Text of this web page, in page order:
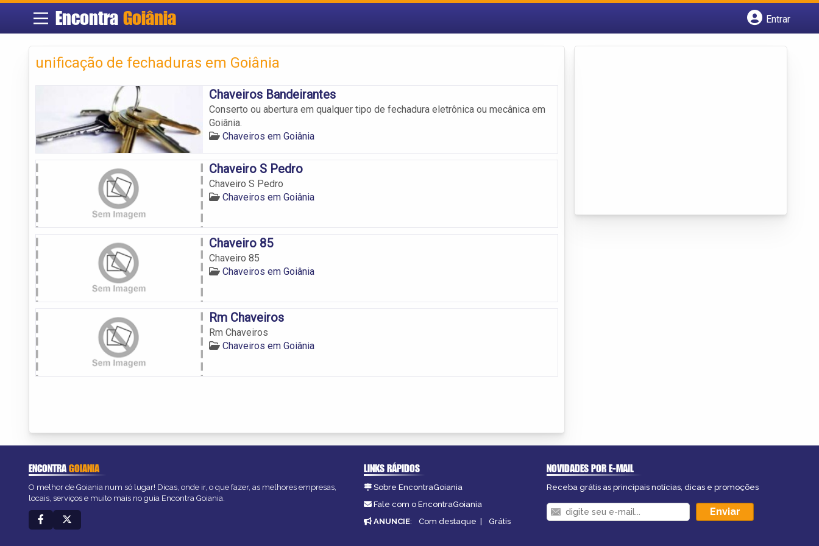
Encontra Goiânia
Entrar
unificação de fechaduras em Goiânia
Chaveiros Bandeirantes
Conserto ou abertura em qualquer tipo de fechadura eletrônica ou mecânica em
Goiânia.
Chaveiros em Goiânia
Chaveiro S Pedro
Chaveiro S Pedro
Chaveiros em Goiânia
Chaveiro 85
Chaveiro 85
Chaveiros em Goiânia
Rm Chaveiros
Rm Chaveiros
Chaveiros em Goiânia
ENCONTRAGOIANIA
O melhor de Goiania num só lugar! Dicas, onde ir, o que fazer, as melhores empresas,
locais, serviços e muito mais no guia Encontra Goiania.
LINKS RÁPIDOS
Sobre EncontraGoiania
Fale com o EncontraGoiania
ANUNCIE: Com destaque | Grátis
NOVIDADES POR E-MAIL
Receba grátis as principais notícias, dicas e promoções